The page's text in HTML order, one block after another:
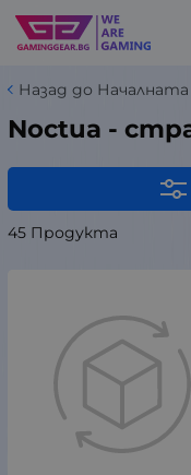
Назад до
Noctua -
45 Продукта